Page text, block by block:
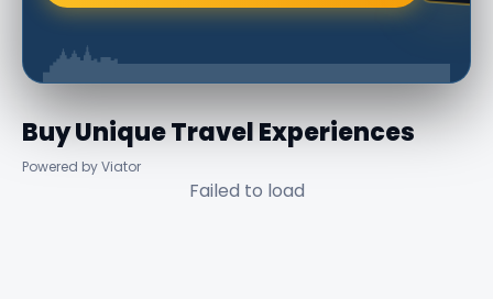
Buy Unique Travel Experiences
Powered by Viator
Failed to load